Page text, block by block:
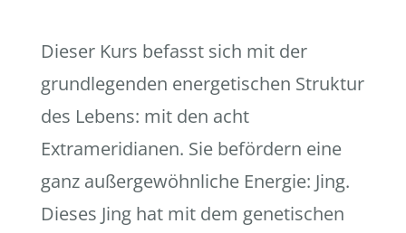
Dieser Kurs befasst sich mit der
grundlegenden energetischen Struktur
des Lebens: mit den acht
Extrameridianen. Sie befördern eine
ganz außergewöhnliche Energie: Jing.
Dieses Jing hat mit dem genetischen